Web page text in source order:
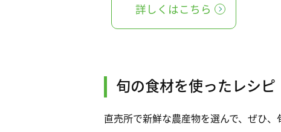
詳しくはこちら
旬の食材を使ったレシピ
直売所で新鮮な農産物を選んで、ぜひ